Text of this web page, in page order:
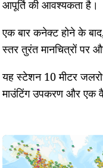
आपूर्ति की आवश्यकता है।
एक बार कनेक्ट होने के
स्तर तुरंत मानचित्रों पर
यह स्टेशन 10 मीटर
माउंटिंग उपकरण और एक